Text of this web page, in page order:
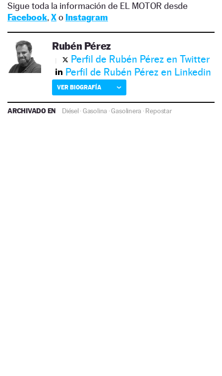
Sigue toda la información de EL MOTOR desde
Facebook, Xo Instagram
Rubén Pérez
Perfil de Rubén Pérez en Twitter
Perfil de Rubén Pérez en Linkedin
VER BIOGRAFÍA
ARCHIVADO EN Diésel·Gasolina ·Gasolinera ·Repostar